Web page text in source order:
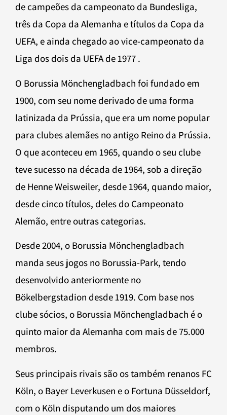
de campeões da campeonato da Bundesliga,
três da Copa da Alemanha e títulos da Copa da
UEFA, e ainda chegado ao vice-campeonato da
Liga dos dois da UEFA de 1977 .
O Borussia Mönchengladbach foi fundado em
1900, com seu nome derivado de uma forma
latinizada da Prússia, que era um nome popular
para clubes alemães no antigo Reino da Prússia.
O que aconteceu em 1965, quando o seu clube
teve sucesso na década de 1964, sob a direção
de Henne Weisweiler, desde 1964, quando maior,
desde cinco títulos, deles do Campeonato
Alemão, entre outras categorias.
Desde 2004, o Borussia Mönchengladbach
manda seus jogos no Borussia-Park, tendo
desenvolvido anteriormente no
Bökelbergstadion desde 1919. Com base nos
clube sócios, o Borussia Mönchengladbach é o
quinto maior da Alemanha com mais de 75.000
membros.
Seus principais rivais são os também renanos FC
Köln, o Bayer Leverkusen e o Fortuna Düsseldorf,
com o Köln disputando um dos maiores